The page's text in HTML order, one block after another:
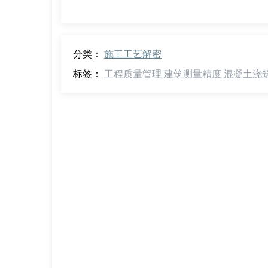
分类： 施工工艺解密
标签： 工程质量管理 建筑测量精度 混凝土浇